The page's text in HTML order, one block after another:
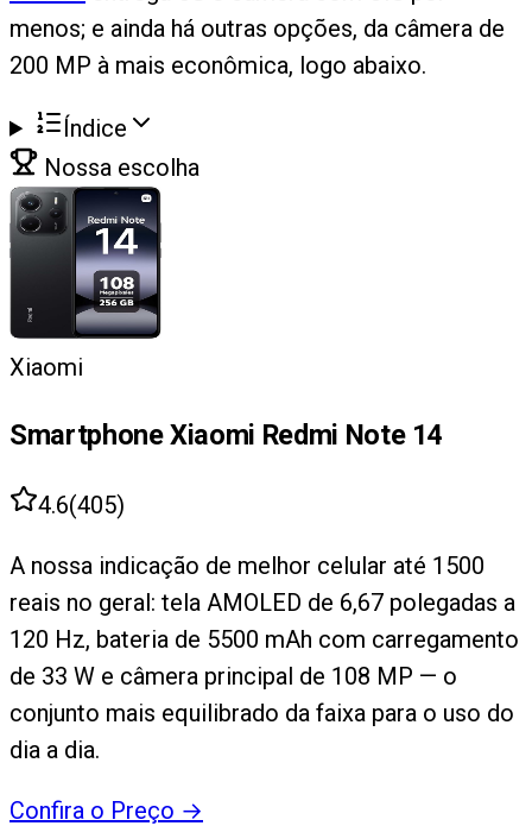
menos; e ainda há outras opções, da câmera de
200 MP à mais econômica, logo abaixo.
Índice
Nossa escolha
Xiaomi
Smartphone Xiaomi Redmi Note 14
4.6(405)
A nossa indicação de melhor celular até 1500
reais no geral: tela AMOLED de 6,67 polegadas a
120 Hz, bateria de 5500 mAh com carregamento
de 33 W e câmera principal de 108 MP — o
conjunto mais equilibrado da faixa para o uso do
dia a dia.
Confira o Preço →